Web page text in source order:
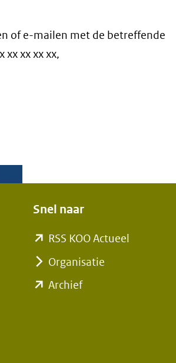
of e-mailen met de betreffende
xx xx xx xx,
Snel naar
RSS KOO Actueel
Organisatie
Archief(opent